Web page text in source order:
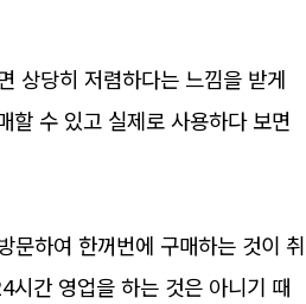
상당히 저렴하다는 느낌을 받게
수 있고 실제로 사용하다 보면
문하여 한꺼번에 구매하는 것이 취
시간 영업을 하는 것은 아니기 때